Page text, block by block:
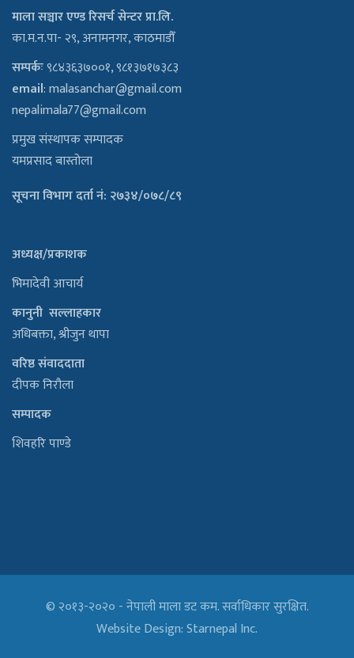
माला सञ्चार एण्ड रिसर्च सेन्टर प्रा.लि.
का.म.न.पा- २९, अनामनगर, काठमाडौँ
सम्पर्कः९८४३६३७००१, ९८१३७१७३८३
email:malasanchar@gmail.com
nepalimala77@gmail.com
प्रमुख संस्थापक सम्पादक
यमप्रसाद बास्तोला
सूचना विभाग दर्ता नं: २७३४/०७८/८९
अध्यक्ष/प्रकाशक
भिमादेवी आचार्य
कानुनी सल्लाहकार
अधिबक्ता, श्रीजुन थापा
वरिष्ठ संवाददाता
दीपक निरौला
सम्पादक
शिवहरि पाण्डे
© २०१३-२०२० - नेपाली माला डट कम. सर्वाधिकार सुरक्षित.
Website Design:Starnepal Inc.